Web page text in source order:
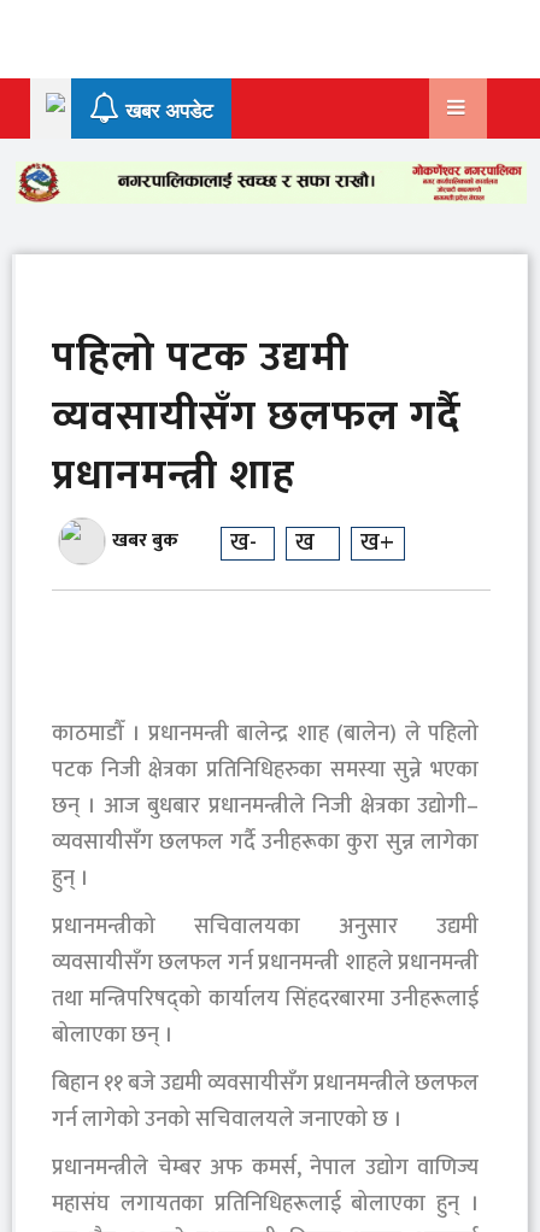
content
खबर अपडेट
पहिलो पटक उद्यमी
व्यवसायीसँग छलफल गर्दै
प्रधानमन्त्री शाह
खबर बुक ख- ख ख+
काठमाडौँ । प्रधानमन्त्री बालेन्द्र शाह (बालेन) ले पहिलो
पटक निजी क्षेत्रका प्रतिनिधिहरुका समस्या सुन्ने भएका
छन् । आज बुधबार प्रधानमन्त्रीले निजी क्षेत्रका उद्योगी–
व्यवसायीसँग छलफल गर्दै उनीहरूका कुरा सुन्न लागेका
हुन् ।
प्रधानमन्त्रीको सचिवालयका अनुसार उद्यमी
व्यवसायीसँग छलफल गर्न प्रधानमन्त्री शाहले प्रधानमन्त्री
तथा मन्त्रिपरिषद्को कार्यालय सिंहदरबारमा उनीहरूलाई
बोलाएका छन् ।
बिहान ११ बजे उद्यमी व्यवसायीसँग प्रधानमन्त्रीले छलफल
गर्न लागेको उनको सचिवालयले जनाएको छ ।
प्रधानमन्त्रीले चेम्बर अफ कमर्स, नेपाल उद्योग वाणिज्य
महासंघ लगायतका प्रतिनिधिहरूलाई बोलाएका हुन् ।